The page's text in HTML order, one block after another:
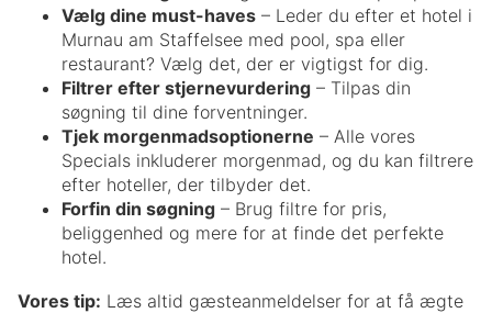
Vælg dine must-haves – Leder du efter et hotel i
Murnau am Staffelsee med pool, spa eller
restaurant? Vælg det, der er vigtigst for dig.
Filtrer efter stjernevurdering – Tilpas din
søgning til dine forventninger.
Tjek morgenmadsoptionerne – Alle vores
Specials inkluderer morgenmad, og du kan filtrere
efter hoteller, der tilbyder det.
Forfin din søgning – Brug filtre for pris,
beliggenhed og mere for at finde det perfekte
hotel.
Vores tip: Læs altid gæsteanmeldelser for at få ægte